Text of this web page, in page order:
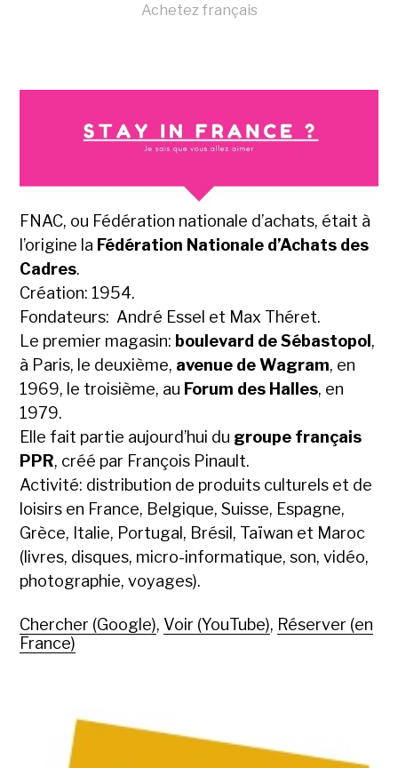
Achetez français
FNAC, ou Fédération nationale d’achats, était à
l’origine la Fédération Nationale d’Achats des
Cadres.
Création: 1954.
Fondateurs: André Essel et Max Théret.
Le premier magasin: boulevard de Sébastopol ,
à Paris, le deuxième, avenue de Wagram, en
1969, le troisième, au Forum des Halles, en
1979.
Elle fait partie aujourd’hui du groupe français
PPR, créé par François Pinault.
Activité: distribution de produits culturels et de
loisirs en France, Belgique, Suisse, Espagne,
Grèce, Italie, Portugal, Brésil, Taïwan et Maroc
(livres, disques, micro-informatique, son, vidéo,
photographie, voyages).
Chercher (Google), Voir (YouTube), Réserver (en
France)